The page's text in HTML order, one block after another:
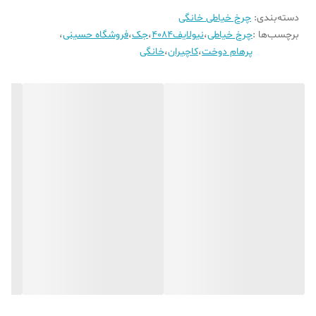
مناسب برای پارچه‌های ضخیم، نازک و کشی
کاربری آسان برای مبتدیان و حرفه‌ای‌ها
کشور سازنده
ایران (تحت لیسانس اروپا)
گارانتی
گارانتی رسمی کاچیران
دسته‌بندی: چرخ خیاطی خانگی
برچسب‌ها :چرخ خیاطی،نیولایف4084 ،جک،فروشگاه حسینی،
پرهام دوخت،کاچیران،خانگی